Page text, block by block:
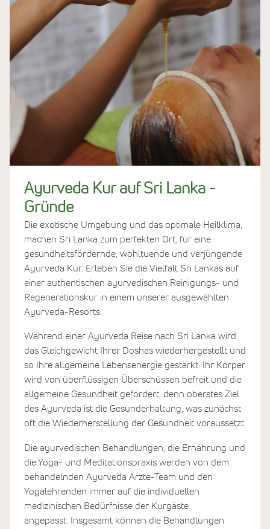
Ayurveda Kur auf Sri Lanka -
Gründe
Die exotische Umgebung und das optimale Heilklima,
machen Sri Lanka zum perfekten Ort, für eine
gesundheitsfördernde, wohltuende und verjüngende
Ayurveda Kur. Erleben Sie die Vielfalt Sri Lankas auf
einer authentischen ayurvedischen Reinigungs- und
Regenerationskur in einem unserer ausgewählten
Ayurveda-Resorts.
Während einer Ayurveda Reise nach Sri Lanka wird
das Gleichgewicht Ihrer Doshas wiederhergestellt und
so Ihre allgemeine Lebensenergie gestärkt. Ihr Körper
wird von überflüssigen Überschüssen befreit und die
allgemeine Gesundheit gefördert, denn oberstes Ziel
des Ayurveda ist die Gesunderhaltung, was zunächst
oft die Wiederherstellung der Gesundheit voraussetzt.
Die ayurvedischen Behandlungen, die Ernährung und
die Yoga- und Meditationspraxis werden von dem
behandelnden Ayurveda Ärzte-Team und den
Yogalehrenden immer auf die individuellen
medizinischen Bedürfnisse der Kurgäste
angepasst. Insgesamt können die Behandlungen